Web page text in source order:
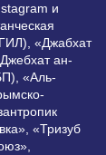
и
«Джабхат
ан-
«Аль-
«Тризуб